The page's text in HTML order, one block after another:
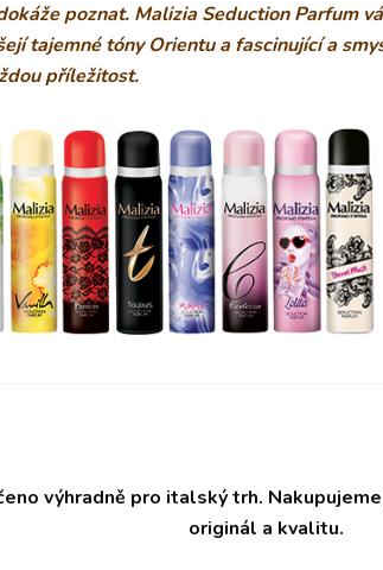
poznat. Malizia Seduction Parfum
tajemné tóny Orientu a fascinující a
příležitost.
výhradně pro italský trh.
originál a kvalitu.